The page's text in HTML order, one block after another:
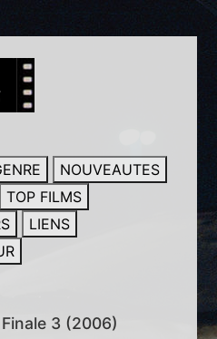
NOUVEAUTES
TOP FILMS
LIENS
3 (2006)